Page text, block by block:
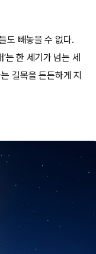
도 빼놓을 수 없다.
는 한 세기가 넘는 세
길목을 든든하게 지